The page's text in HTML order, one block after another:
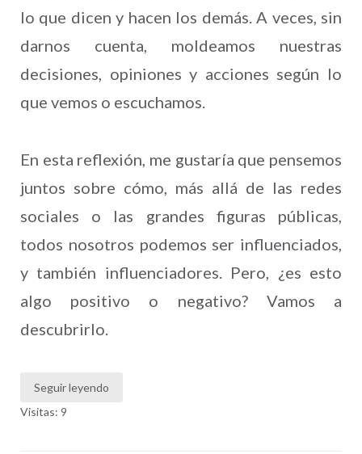
lo que dicen y hacen los demás. A veces, sin
darnos cuenta, moldeamos nuestras
decisiones, opiniones y acciones según lo
que vemos o escuchamos.
En esta reflexión, me gustaría que pensemos
juntos sobre cómo, más allá de las redes
sociales o las grandes figuras públicas,
todos nosotros podemos ser influenciados,
y también influenciadores. Pero, ¿es esto
algo positivo o negativo? Vamos a
descubrirlo.
Seguir leyendo
Visitas: 9